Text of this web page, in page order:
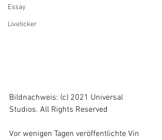
Essay
Liveticker
Bildnachweis: (c) 2021 Universal
Studios. All Rights Reserved
Vor wenigen Tagen veröffentlichte Vin